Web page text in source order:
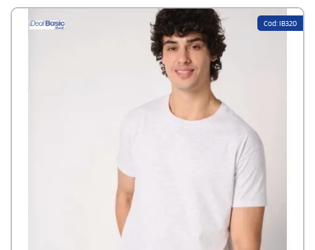
resistenza, mentre l’etichetta del marchio è removibile per
facilitare la personalizzazione.Disponibile modello Adulto Unisex
Cod: IB320